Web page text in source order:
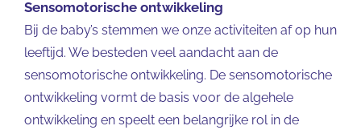
Sensomotorische ontwikkeling
Bij de baby’s stemmen we onze activiteiten af op hun
leeftijd. We besteden veel aandacht aan de
sensomotorische ontwikkeling. De sensomotorische
ontwikkeling vormt de basis voor de algehele
ontwikkeling en speelt een belangrijke rol in de